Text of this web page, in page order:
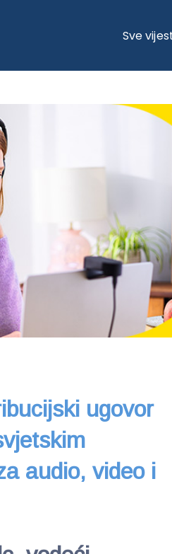
Sve
SA JABRAOM, VODEĆIM
ugovor
audio, video i